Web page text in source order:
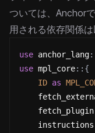
ついては、 Anchor
用される依存関係は
use anchor_lang
use mpl_core:: {
ID as
    fetch_plugin
instructions